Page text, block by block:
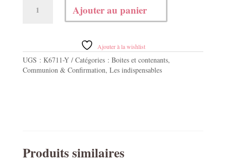
et
métal
diam
Ajouter au panier
Ajouter à la wishlist
UGS : K6711-Y Catégories : Boites et contenants,
Communion & Confirmation, Les indispensables
Produits similaires